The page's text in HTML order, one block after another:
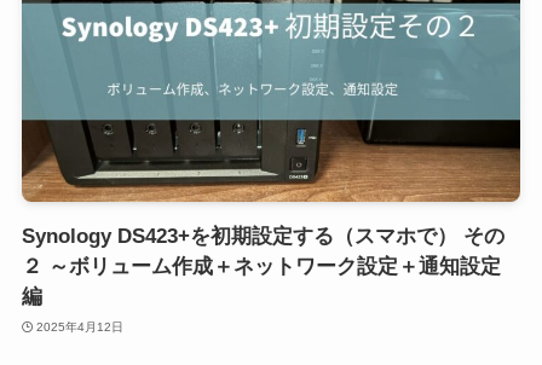
Synology DS423+を初期設定する（スマホで） その
２ ～ボリューム作成＋ネットワーク設定＋通知設定
編
2025年4月12日